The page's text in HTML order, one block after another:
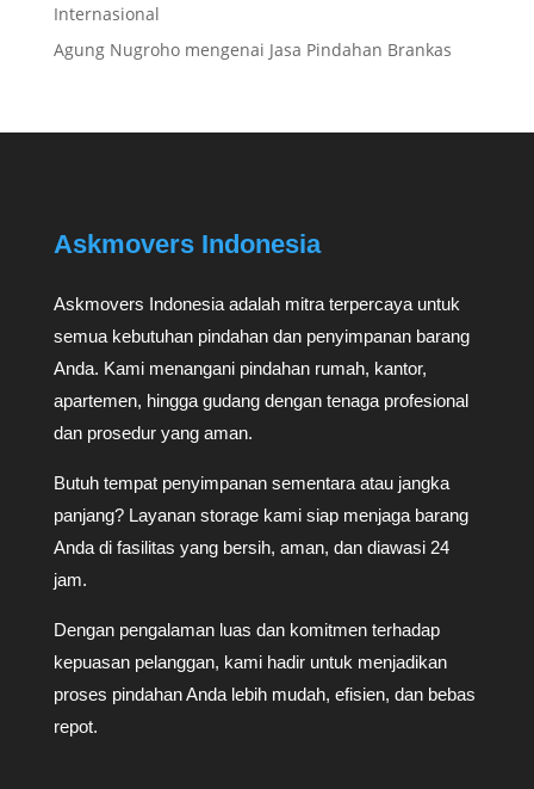
Internasional
Agung Nugrohomengenai Jasa Pindahan Brankas
Askmovers Indonesia
Askmovers Indonesia adalah mitra terpercaya untuk
semua kebutuhan pindahan dan penyimpanan barang
Anda. Kami menangani pindahan rumah, kantor,
apartemen, hingga gudang dengan tenaga profesional
dan prosedur yang aman.
Butuh tempat penyimpanan sementara atau jangka
panjang? Layanan storage kami siap menjaga barang
Anda di fasilitas yang bersih, aman, dan diawasi 24
jam.
Dengan pengalaman luas dan komitmen terhadap
kepuasan pelanggan, kami hadir untuk menjadikan
proses pindahan Anda lebih mudah, efisien, dan bebas
repot.